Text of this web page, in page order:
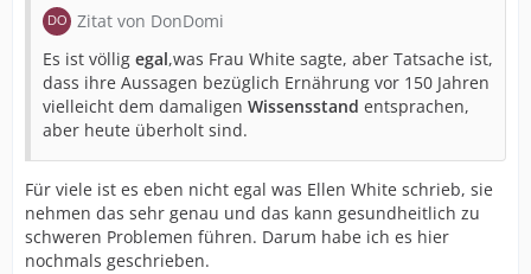
Zitat von DonDomi
Es ist völlig egal,was Frau White sagte, aber Tatsache ist,
dass ihre Aussagen bezüglich Ernährung vor 150 Jahren
vielleicht dem damaligen Wissensstand entsprachen,
aber heute überholt sind.
Für viele ist es eben nicht egal was Ellen White schrieb, sie
nehmen das sehr genau und das kann gesundheitlich zu
schweren Problemen führen. Darum habe ich es hier
nochmals geschrieben.